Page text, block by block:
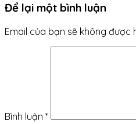
Để lại một bình luận
Email của bạn sẽ không được
Bình luận *